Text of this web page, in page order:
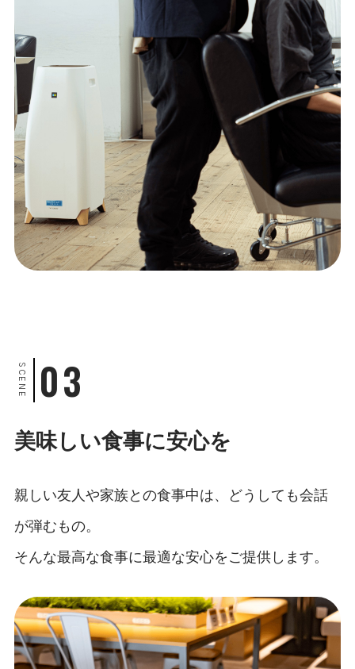
SCENE 03
美味しい食事に安心を
親しい友人や家族との食事中は、どうしても会話
が弾むもの。
そんな最高な食事に最適な安心をご提供します。